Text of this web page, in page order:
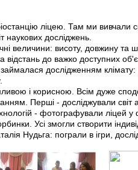
ліцею. Там ми
наукових досліджень.
величини: висоту, довжину та
до важко доступних
дослідженням
і корисною. Всім дуже
Перші - досліджували
- фотографували
Усі змогли створити
Нудьга: пограли в ігри,